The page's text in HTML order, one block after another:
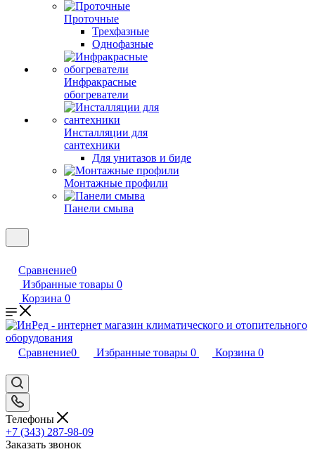
Проточные
Трехфазные
Однофазные
Инфракрасные
обогреватели
Инсталляции для
сантехники
Для унитазов и биде
Монтажные профили
Панели смыва
Сравнение0
Избранные товары 0
Корзина 0
Сравнение0 Избранные товары 0 Корзина 0
Телефоны
+7 (343) 287-98-09
Заказать звонок